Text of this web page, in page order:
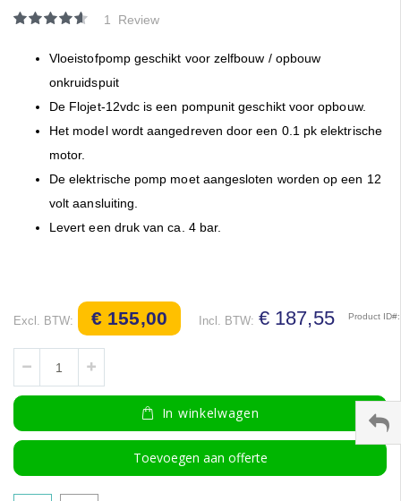
afbeeldingen-
Waardering:
1 Review
Vloeistofpomp geschikt voor zelfbouw / opbouw
onkruidspuit
De Flojet-12vdc is een pompunit geschikt voor opbouw.
Het model wordt aangedreven door een 0.1 pk elektrische
motor.
De elektrische pomp moet aangesloten worden op een 12
volt aansluiting.
Levert een druk van ca. 4 bar.
€ 155,00 € 187,55 Product ID
In winkelwagen
Toevoegen aan offerte